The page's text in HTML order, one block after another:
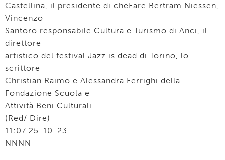
Castellina, il presidente di cheFare Bertram Niessen,
Vincenzo
Santoro responsabile Cultura e Turismo di Anci, il
direttore
artistico del festival Jazz is dead di Torino, lo
scrittore
Christian Raimo e Alessandra Ferrighi della
Fondazione Scuola e
Attività Beni Culturali.
(Red/ Dire)
11:07 25-10-23
NNNN